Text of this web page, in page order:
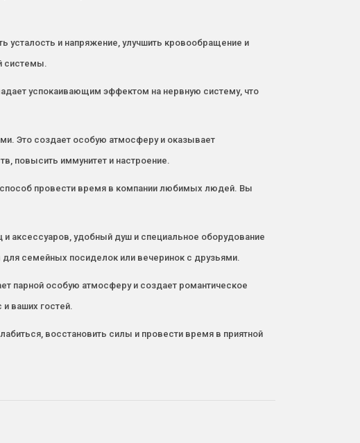
усталость и напряжение, улучшить кровообращение и
системы.
успокаивающим эффектом на нервную систему, что
Это создает особую атмосферу и оказывает
повысить иммунитет и настроение.
провести время в компании любимых людей. Вы
аксессуаров, удобный душ и специальное оборудование
семейных посиделок или вечеринок с друзьями.
парной особую атмосферу и создает романтическое
ваших гостей.
восстановить силы и провести время в приятной